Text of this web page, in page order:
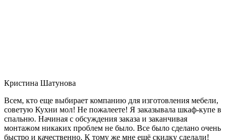
Кристина Шатунова
Всем, кто еще выбирает компанию для изготовления мебели,
советую Кухни мол! Не пожалеете! Я заказывала шкаф-купе в
спальню. Начиная с обсуждения заказа и заканчивая
монтажом никаких проблем не было. Все было сделано очень
быстро и качественно. К тому же мне ещё скидку сделали!